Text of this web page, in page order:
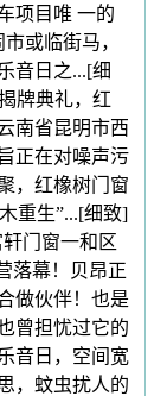
项目唯 一的
或临街马，
音日之...[细
牌典礼，红
南省昆明市西
正在对噪声污
，红橡树门窗
重生”...[细致]
门窗一和区
落幕！贝昂正
做伙伴！也是
曾担忧过它的
音日，空间宽
，蚊虫扰人的